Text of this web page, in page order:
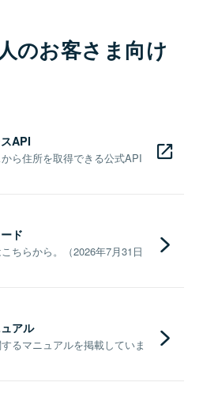
のお客さま向け
API
ら住所を取得できる公式API
ド
ちらから。（2026年7月31日
アル
るマニュアルを掲載していま